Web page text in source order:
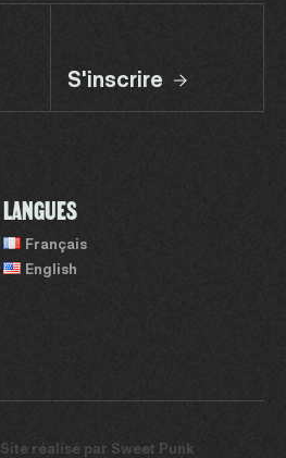
S'inscrire
LANGUES
Français
English
Site réalisé par Sweet Punk